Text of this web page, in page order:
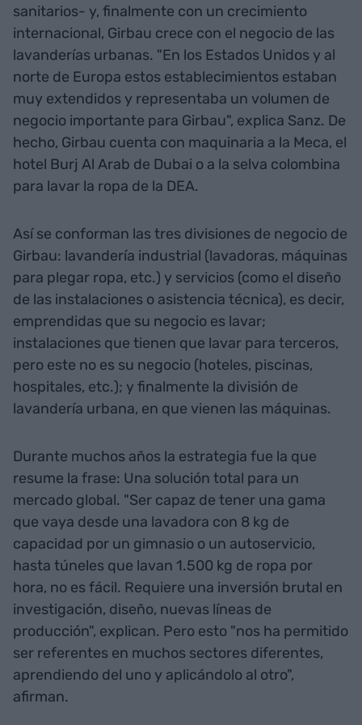
sanitarios- y, finalmente con un crecimiento
internacional, Girbau crece con el negocio de las
lavanderías urbanas. "En los Estados Unidos y al
norte de Europa estos establecimientos estaban
muy extendidos y representaba un volumen de
negocio importante para Girbau", explica Sanz. De
hecho, Girbau cuenta con maquinaria a la Meca, el
hotel Burj Al Arab de Dubai o a la selva colombina
para lavar la ropa de la DEA.
Así se conforman las tres divisiones de negocio de
Girbau: lavandería industrial (lavadoras, máquinas
para plegar ropa, etc.) y servicios (como el diseño
de las instalaciones o asistencia técnica), es decir,
emprendidas que su negocio es lavar;
instalaciones que tienen que lavar para terceros,
pero este no es su negocio (hoteles, piscinas,
hospitales, etc.); y finalmente la división de
lavandería urbana, en que vienen las máquinas.
Durante muchos años la estrategia fue la que
resume la frase: Una solución total para un
mercado global. "Ser capaz de tener una gama
que vaya desde una lavadora con 8 kg de
capacidad por un gimnasio o un autoservicio,
hasta túneles que lavan 1.500 kg de ropa por
hora, no es fácil. Requiere una inversión brutal en
investigación, diseño, nuevas líneas de
producción", explican. Pero esto "nos ha permitido
ser referentes en muchos sectores diferentes,
aprendiendo del uno y aplicándolo al otro",
afirman.